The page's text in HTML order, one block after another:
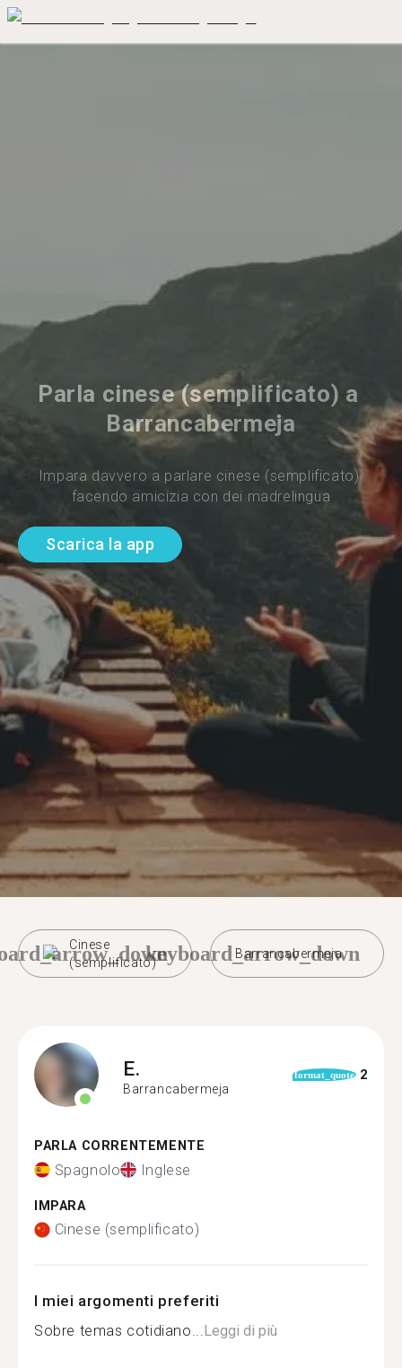
Parla cinese (semplificato) a
Barrancabermeja
Impara davvero a parlare cinese (semplificato)
facendo amicizia con dei madrelingua
Scarica la app
Cinese
(semplificato)
Barrancabermeja
keyboard_arrow_down
E.
Barrancabermeja
format_quote 2
PARLA CORRENTEMENTE
Spagnolo Inglese
IMPARA
Cinese (semplificato)
I miei argomenti preferiti
Sobre temas cotidiano...Leggi di più